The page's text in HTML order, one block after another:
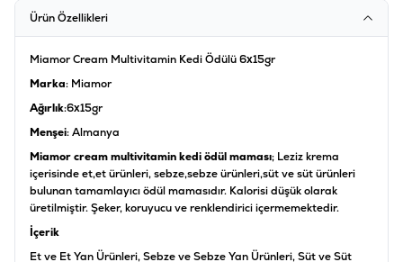
Ürün Özellikleri
Miamor Cream Multivitamin Kedi Ödülü 6x15gr
Marka: Miamor
Ağırlık:6x15gr
Menşei: Almanya
Miamor cream multivitamin kedi ödül maması; Leziz krema
içerisinde et,et ürünleri, sebze,sebze ürünleri,süt ve süt ürünleri
bulunan tamamlayıcı ödül mamasıdır. Kalorisi düşük olarak
üretilmiştir. Şeker, koruyucu ve renklendirici içermemektedir.
İçerik
Et ve Et Yan Ürünleri, Sebze ve Sebze Yan Ürünleri, Süt ve Süt